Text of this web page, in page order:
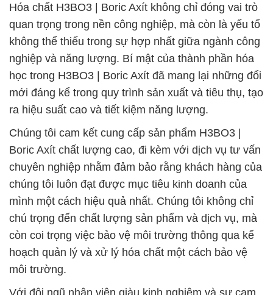
Hóa chất H3BO3 | Boric Axít không chỉ đóng vai trò
quan trọng trong nền công nghiệp, mà còn là yếu tố
không thể thiếu trong sự hợp nhất giữa ngành công
nghiệp và năng lượng. Bí mật của thành phần hóa
học trong H3BO3 | Boric Axít đã mang lại những đổi
mới đáng kể trong quy trình sản xuất và tiêu thụ, tạo
ra hiệu suất cao và tiết kiệm năng lượng.
Chúng tôi cam kết cung cấp sản phẩm H3BO3 |
Boric Axít chất lượng cao, đi kèm với dịch vụ tư vấn
chuyên nghiệp nhằm đảm bảo rằng khách hàng của
chúng tôi luôn đạt được mục tiêu kinh doanh của
mình một cách hiệu quả nhất. Chúng tôi không chỉ
chú trọng đến chất lượng sản phẩm và dịch vụ, mà
còn coi trọng việc bảo vệ môi trường thông qua kế
hoạch quản lý và xử lý hóa chất một cách bảo vệ
môi trường.
Với đội ngũ nhân viên giàu kinh nghiệm và sự cam